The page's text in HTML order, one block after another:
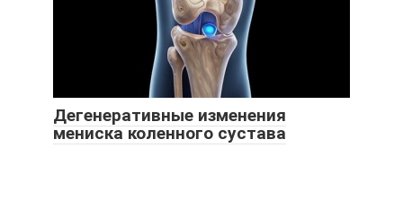
Дегенеративные изменения
мениска коленного сустава